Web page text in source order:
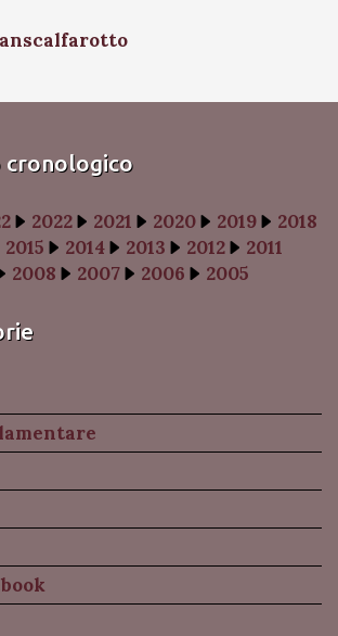
cronologico
2022 2021 2020 2019
2018
2015 2014 2013 2012
2011
2008 2007 2006 2005